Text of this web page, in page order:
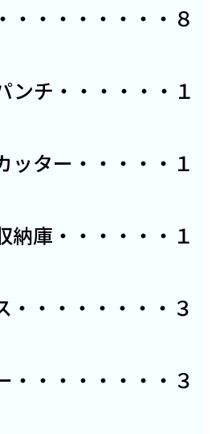
・・・・・・・・８
ンチ・・・・・・１
ッター・・・・・１
納庫・・・・・・１
・・・・・・・・３
・・・・・・・・３